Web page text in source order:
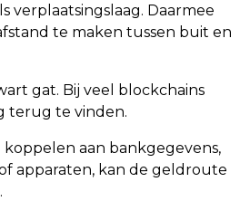
verplaatsingslaag. Daarmee
te maken tussen buit en
gat. Bij veel blockchains
terug te vinden.
koppelen aan bankgegevens,
apparaten, kan de geldroute